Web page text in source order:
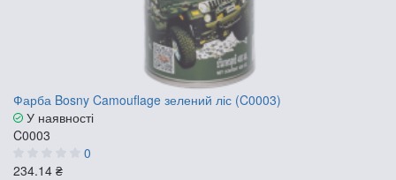
Фарба Bosny Camouflage зелений ліс (C0003)
У наявності
C0003
0
234.14 ₴